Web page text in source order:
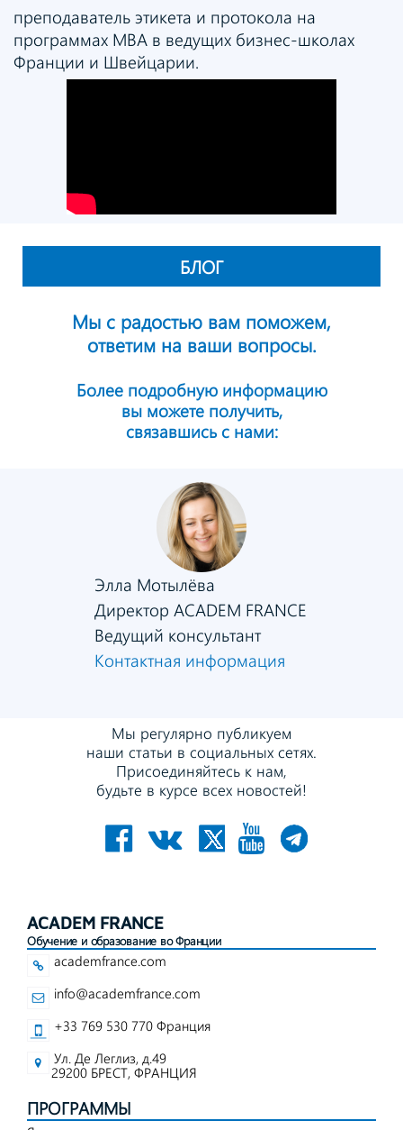
преподаватель этикета и протокола на
программах MBA в ведущих бизнес-школах
Франции и Швейцарии.
БЛОГ
Мы с радостью вам поможем,
ответим на ваши вопросы.
Более подробную информацию
вы можете получить,
связавшись с нами:
Элла Мотылёва
Директор ACADEM FRANCE
Ведущий консультант
Контактная информация
Мы регулярно публикуем
наши статьи в социальных сетях.
Присоединяйтесь к нам,
будьте в курсе всех новостей!
ACADEM FRANCE
Обучение и образование во Франции
academfrance.com
info@academfrance.com
+33 769 530 770 Франция
Ул. Де Леглиз, д.49
29200 БРЕСТ, ФРАНЦИЯ
ПРОГРАММЫ